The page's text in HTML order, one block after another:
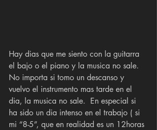
Hay dias que me siento con la guitarra
el bajo o el piano y la musica no sale.
No importa si tomo un descanso y
vuelvo el instrumento mas tarde en el
dia, la musica no sale.  En especial si
ha sido un dia intenso en el trabajo ( si
mi “8-5”, que en realidad es un 12horas